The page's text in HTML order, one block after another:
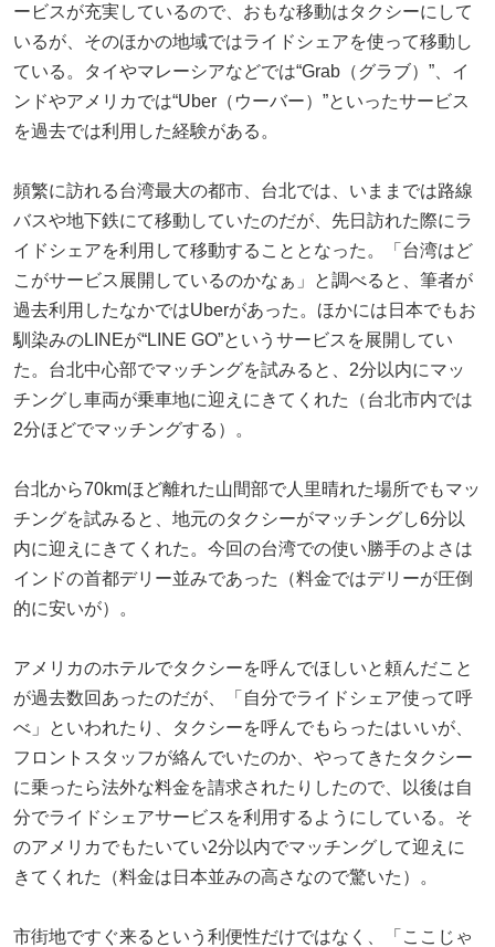
ービスが充実しているので、おもな移動はタクシーにして
いるが、そのほかの地域ではライドシェアを使って移動し
ている。タイやマレーシアなどでは“Grab（グラブ）”、イ
ンドやアメリカでは“Uber（ウーバー）”といったサービス
を過去では利用した経験がある。
頻繁に訪れる台湾最大の都市、台北では、いままでは路線
バスや地下鉄にて移動していたのだが、先日訪れた際にラ
イドシェアを利用して移動することとなった。「台湾はど
こがサービス展開しているのかなぁ」と調べると、筆者が
過去利用したなかではUberがあった。ほかには日本でもお
馴染みのLINEが“LINE GO”というサービスを展開してい
た。台北中心部でマッチングを試みると、2分以内にマッ
チングし車両が乗車地に迎えにきてくれた（台北市内では
2分ほどでマッチングする）。
台北から70kmほど離れた山間部で人里晴れた場所でもマッ
チングを試みると、地元のタクシーがマッチングし6分以
内に迎えにきてくれた。今回の台湾での使い勝手のよさは
インドの首都デリー並みであった（料金ではデリーが圧倒
的に安いが）。
アメリカのホテルでタクシーを呼んでほしいと頼んだこと
が過去数回あったのだが、「自分でライドシェア使って呼
べ」といわれたり、タクシーを呼んでもらったはいいが、
フロントスタッフが絡んでいたのか、やってきたタクシー
に乗ったら法外な料金を請求されたりしたので、以後は自
分でライドシェアサービスを利用するようにしている。そ
のアメリカでもたいてい2分以内でマッチングして迎えに
きてくれた（料金は日本並みの高さなので驚いた）。
市街地ですぐ来るという利便性だけではなく、「ここじゃ